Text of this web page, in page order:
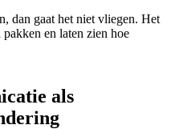
dan gaat het niet vliegen. Het
en laten zien hoe
als